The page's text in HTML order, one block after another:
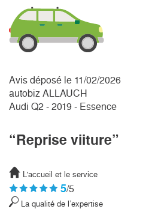
Avis déposé le 11/02/2026
autobiz ALLAUCH
Audi Q2 - 2019 - Essence
“Reprise viiture”
L'accueil et le service
5/5
La qualité de l’expertise